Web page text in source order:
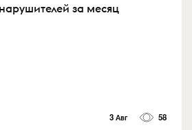
за месяц
3 Авг 58